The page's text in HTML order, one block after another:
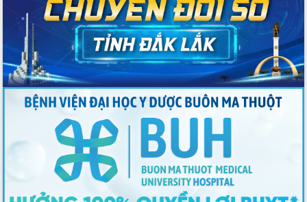
Nâng cao hiệu lực, hiệu quả HĐND
tỉnh thông qua hiện đại hóa hành chính
Xã Ea Phê gắn cải cách hành chính với
chuyển đổi số
Phó Chủ tịch Thường trực UBND tỉnh
Hồ Thị Nguyên Thảo làm việc tại Trung
tâm Phục vụ hành chính công xã Ea
Xây dựng nền hành chính số đồng
hành cùng nông dân dân, doanh nghiệp
Giai đoạn 2026-2030, Đắk Lắk phấn
đấu có 77% xã đạt chuẩn nông thôn